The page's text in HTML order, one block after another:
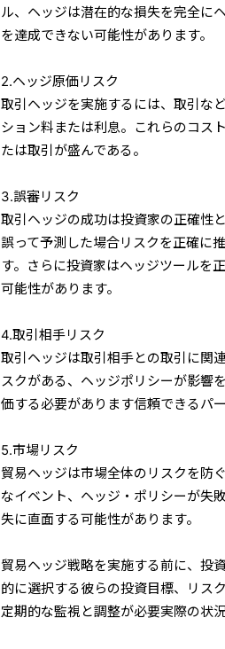
ル、ヘッジは潜在的な損失を完全に
を達成できない可能性があります。
2.ヘッジ原価リスク
取引ヘッジを実施するには、取引な
ション料または利息。これらのコス
たは取引が盛んである。
3.誤審リスク
取引ヘッジの成功は投資家の正確性
誤って予測した場合リスクを正確に
す。さらに投資家はヘッジツールを
可能性があります。
4.取引相手リスク
取引ヘッジは取引相手との取引に関
スクがある、ヘッジポリシーが影響
価する必要があります信頼できるパ
5.市場リスク
貿易ヘッジは市場全体のリスクを防
なイベント、ヘッジ・ポリシーが失
失に直面する可能性があります。
貿易ヘッジ戦略を実施する前に、投
的に選択する彼らの投資目標、リス
定期的な監視と調整が必要実際の状